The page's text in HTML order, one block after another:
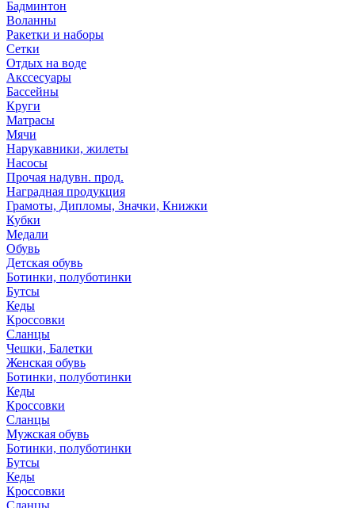
Бадминтон
Воланны
Ракетки и наборы
Сетки
Отдых на воде
Акссесуары
Бассейны
Круги
Матрасы
Мячи
Нарукавники, жилеты
Насосы
Прочая надувн. прод.
Наградная продукция
Грамоты, Дипломы, Значки, Книжки
Кубки
Медали
Обувь
Детская обувь
Ботинки, полуботинки
Бутсы
Кеды
Кроссовки
Сланцы
Чешки, Балетки
Женская обувь
Ботинки, полуботинки
Кеды
Кроссовки
Сланцы
Мужская обувь
Ботинки, полуботинки
Бутсы
Кеды
Кроссовки
Сланцы